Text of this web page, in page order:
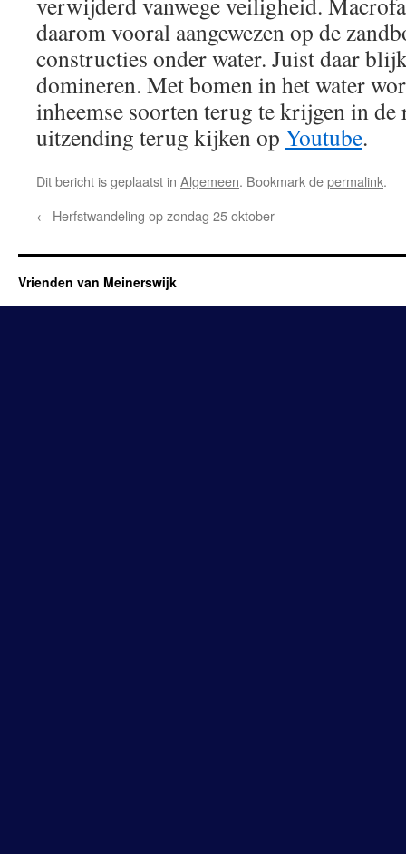
daarom vooral aangewezen op de
constructies onder water. Juist daar
domineren. Met bomen in het water
inheemse soorten terug te krijgen in
uitzending terug kijken op Youtube.
Dit bericht is geplaatst in Algemeen. Bookmark depermalink.
← Herfstwandeling op zondag 25 oktober
Vrienden van Meinerswijk